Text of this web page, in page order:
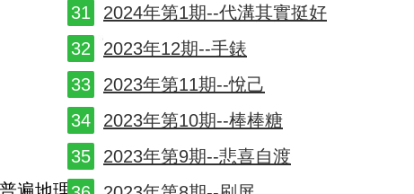
2024年第1期--代溝其實挺好
2023年12期--手錶
2023年第11期--悅己
2023年第10期--棒棒糖
2023年第9期--悲喜自渡